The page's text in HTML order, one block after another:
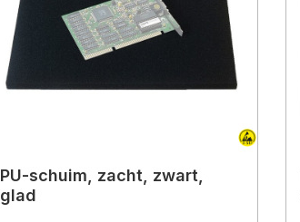
PU-schuim, zacht, zwart,
glad